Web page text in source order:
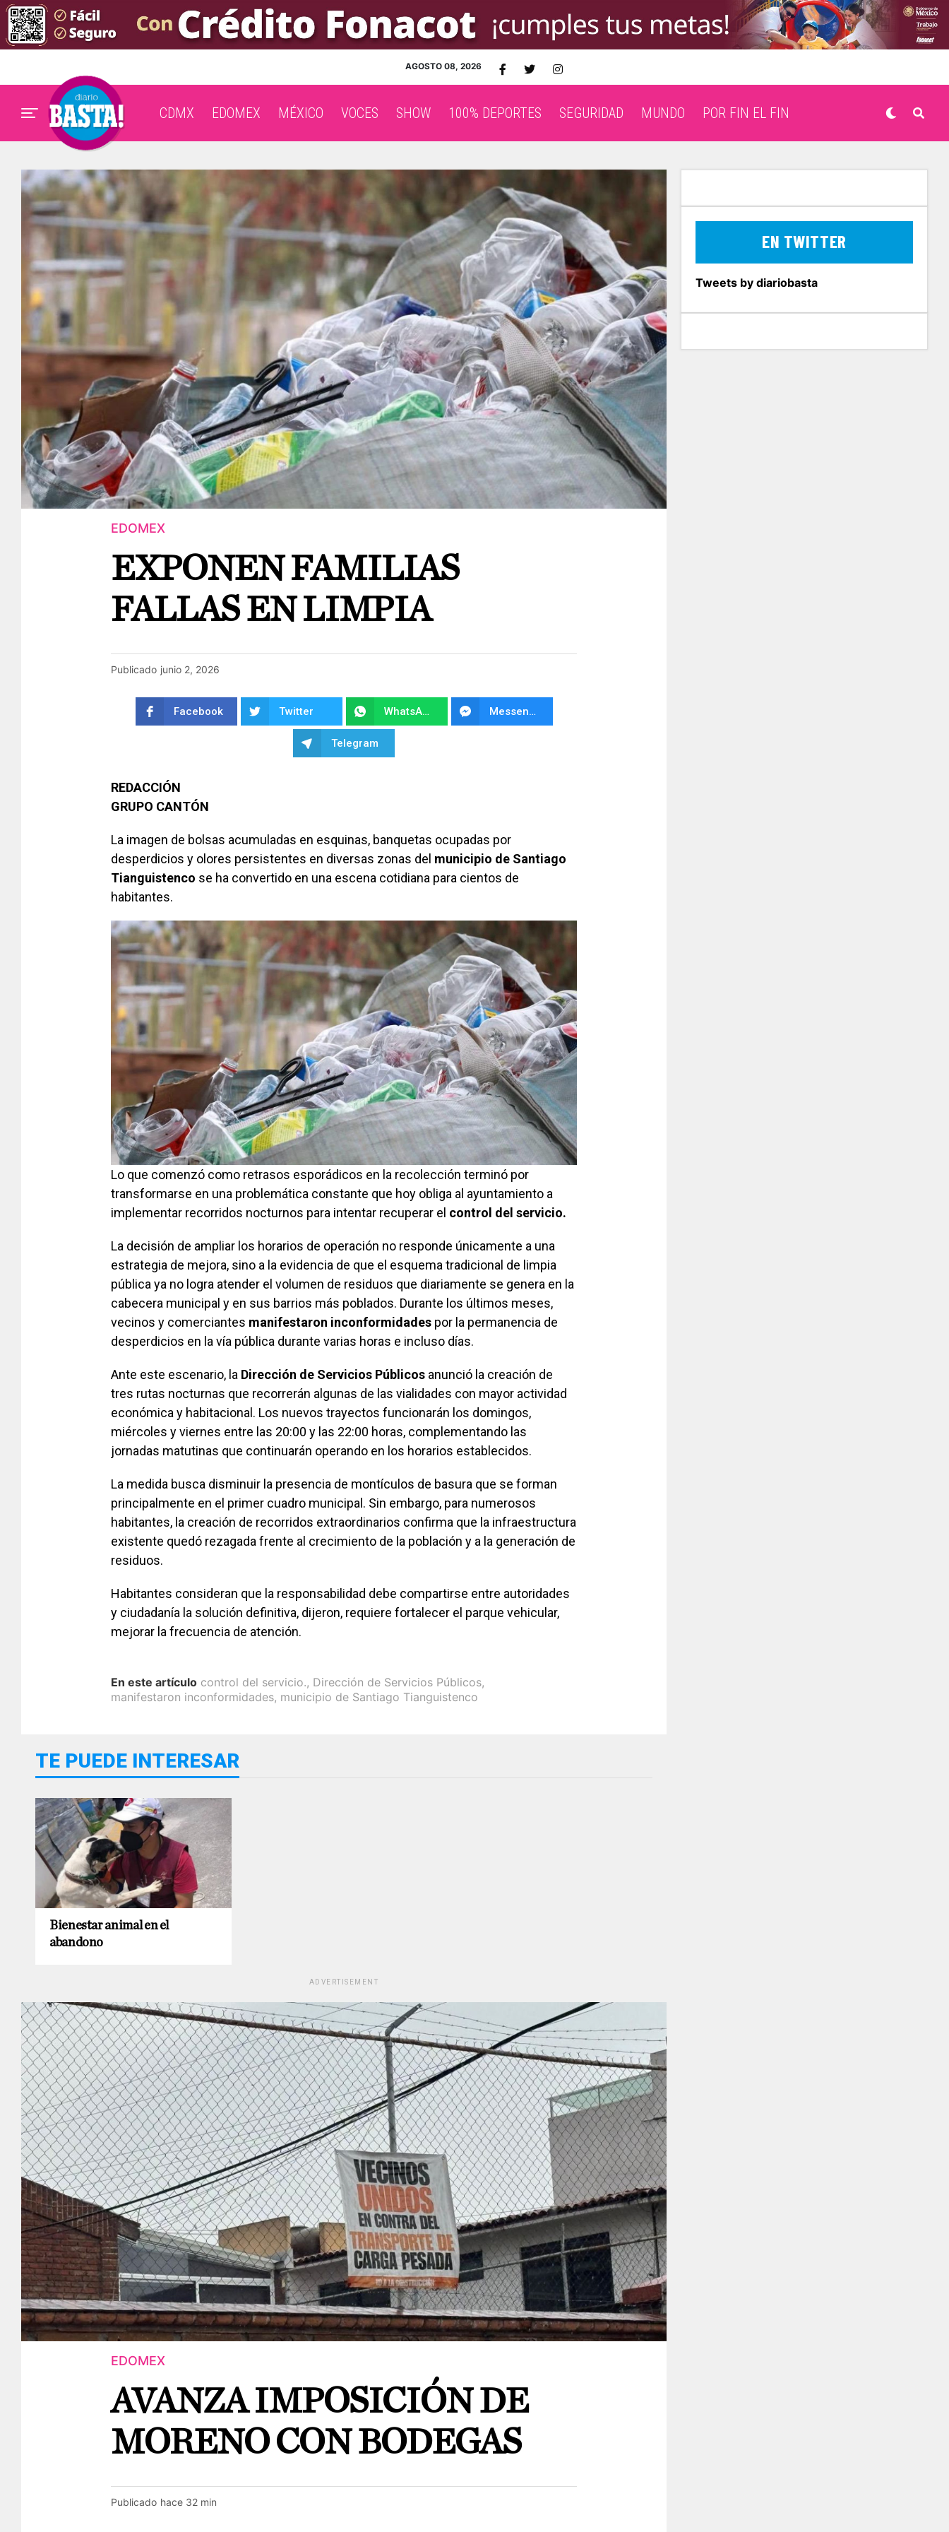
AGOSTO 08, 2026
CDMX EDOMEX MÉXICO VOCES SHOW 100% DEPORTES SEGURIDAD MUNDO POR FIN EL FIN
EDOMEX
EXPONEN FAMILIAS
FALLAS EN LIMPIA
Publicado junio 2, 2026
Facebook Twitter WhatsApp Messenger
Telegram
REDACCIÓN
GRUPO CANTÓN
La imagen de bolsas acumuladas en esquinas, banquetas ocupadas por
desperdicios y olores persistentes en diversas zonas del municipio de Santiago
Tianguistenco se ha convertido en una escena cotidiana para cientos de
habitantes.
Lo que comenzó como retrasos esporádicos en la recolección terminó por
transformarse en una problemática constante que hoy obliga al ayuntamiento a
implementar recorridos nocturnos para intentar recuperar el control del servicio.
La decisión de ampliar los horarios de operación no responde únicamente a una
estrategia de mejora, sino a la evidencia de que el esquema tradicional de limpia
pública ya no logra atender el volumen de residuos que diariamente se genera en la
cabecera municipal y en sus barrios más poblados. Durante los últimos meses,
vecinos y comerciantes manifestaron inconformidades por la permanencia de
desperdicios en la vía pública durante varias horas e incluso días.
Ante este escenario, la Dirección de Servicios Públicos anunció la creación de
tres rutas nocturnas que recorrerán algunas de las vialidades con mayor actividad
económica y habitacional. Los nuevos trayectos funcionarán los domingos,
miércoles y viernes entre las 20:00 y las 22:00 horas, complementando las
jornadas matutinas que continuarán operando en los horarios establecidos.
La medida busca disminuir la presencia de montículos de basura que se forman
principalmente en el primer cuadro municipal. Sin embargo, para numerosos
habitantes, la creación de recorridos extraordinarios confirma que la infraestructura
existente quedó rezagada frente al crecimiento de la población y a la generación de
residuos.
Habitantes consideran que la responsabilidad debe compartirse entre autoridades
y ciudadanía la solución definitiva, dijeron, requiere fortalecer el parque vehicular,
mejorar la frecuencia de atención.
En este artículo control del servicio., Dirección de Servicios Públicos,
manifestaron inconformidades, municipio de Santiago Tianguistenco
TE PUEDE INTERESAR
Bienestar animal en el
abandono
ADVERTISEMENT
EDOMEX
AVANZA IMPOSICIÓN DE
MORENO CON BODEGAS
Publicado hace 32 min
EN TWITTER
Tweets by diariobasta